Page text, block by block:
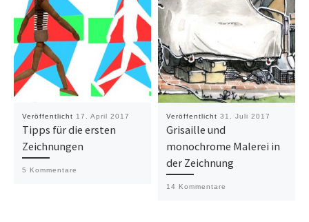
Veröffentlicht 17. April 2017
Tipps für die ersten
Zeichnungen
5 Kommentare
Veröffentlicht 31. Juli 2017
Grisaille und
monochrome Malerei in
der Zeichnung
14 Kommentare